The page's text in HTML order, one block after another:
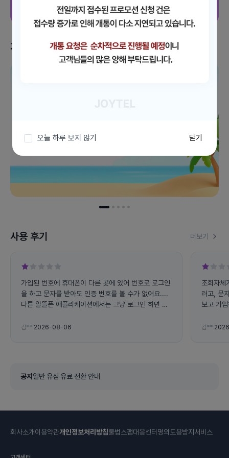
사용 후기 더보기
가입된 번호에 휴대폰이 다른 곳에 있어 번호로 로그인
을 하고 문자를 받아도 인증 번호를 볼 수가 없어요....
다른 알뜰폰 애플리케이션에서는 그냥 로그인 하면 사
하면 불편해요... 그리고 앱에서 자꾸 튕겨지고 문자 인
김** 2026-08-06
조회자체
러고, 문
보고 가
김**
지금 받을 수 있는 혜택 이벤트 더보기
공지 일반 유심 유료 전환 안내
회사소개이용약관개인정보처리방침불법스팸대응센터 명의도용방지서비스
오늘 하루 보지 않기 닫기